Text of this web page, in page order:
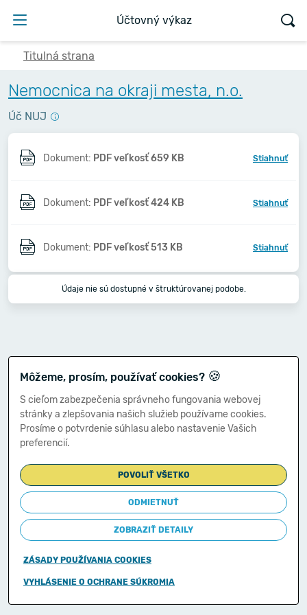
Účtovný výkaz
Titulná strana
Nemocnica na okraji mesta, n.o.
Úč NUJ
Dokument: PDF veľkosť 659 KB Stiahnuť
Dokument: PDF veľkosť 424 KB Stiahnuť
Dokument: PDF veľkosť 513 KB Stiahnuť
Údaje nie sú dostupné v štruktúrovanej podobe.
Môžeme, prosím, používať cookies? 🍪
S cieľom zabezpečenia správneho fungovania webovej
stránky a zlepšovania našich služieb používame cookies.
Prosíme o potvrdenie súhlasu alebo nastavenie Vašich
preferencií.
POVOLIŤ VŠETKO
ODMIETNUŤ
ZOBRAZIŤ DETAILY
ZÁSADY POUŽÍVANIA COOKIES
VYHLÁSENIE O OCHRANE SÚKROMIA
Copyright © 2011-2026